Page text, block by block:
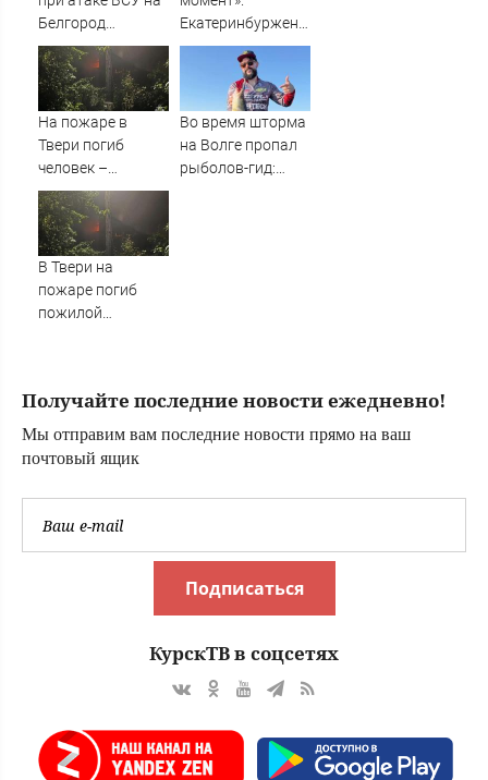
помощи
Белгород
выросло до пяти
Екатеринбурженку
нашли мертвой у
подъезда ее дома
На пожаре в
Твери погиб
человек –
Новости Твери и
городов Тверской
области сегодня -
Afanasy.biz –
Тверские новости.
Новости Твери.
Во время шторма
на Волге пропал
рыболов-гид:
В Твери на
пожаре погиб
пожилой
Получайте последние новости ежедневно!
Мы отправим вам последние новости прямо на ваш
почтовый ящик
Подписаться
КурскТВ в соцсетях